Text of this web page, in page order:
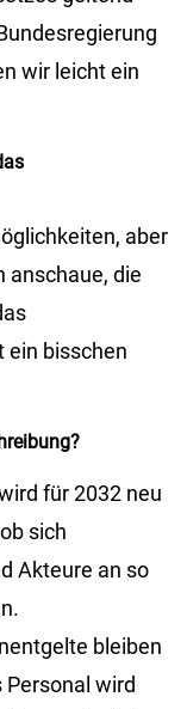
wir leicht ein
aber
anschaue, die
ein bisschen
für 2032 neu
sich
Akteure an so
bleiben
wird